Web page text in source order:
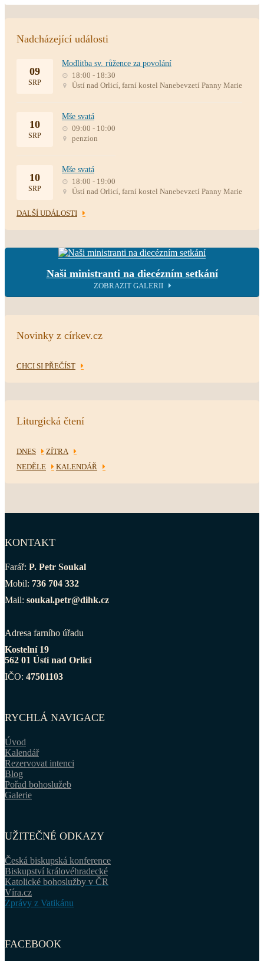
Nadcházející události
09
SRP
Modlitba sv. růžence za povolání
18:00 - 18:30
Ústí nad Orlicí, farní kostel Nanebevzetí Panny Marie
10
SRP
Mše svatá
09:00 - 10:00
penzion
10
SRP
Mše svatá
18:00 - 19:00
Ústí nad Orlicí, farní kostel Nanebevzetí Panny Marie
DALŠÍ UDÁLOSTI
Naši ministranti na diecézním setkání
ZOBRAZIT GALERII
Novinky z církev.cz
CHCI SI PŘEČÍST
Liturgická čtení
DNES
ZÍTRA
NEDĚLE
KALENDÁŘ
KONTAKT
Farář: P. Petr Soukal
Mobil: 736 704 332
Mail: soukal.petr@dihk.cz
Adresa farního úřadu
Kostelní 19
562 01 Ústí nad Orlicí
IČO: 47501103
RYCHLÁ NAVIGACE
Úvod
Kalendář
Rezervovat intenci
Blog
Pořad bohoslužeb
Galerie
UŽITEČNÉ ODKAZY
Česká biskupská konference
Biskupství královéhradecké
Katolické bohoslužby v ČR
Víra.cz
Zprávy z Vatikánu
FACEBOOK